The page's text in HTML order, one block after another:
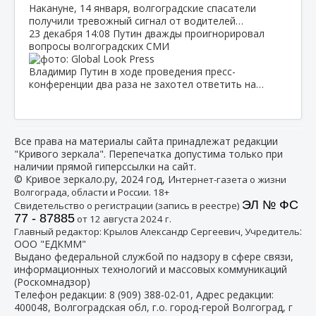
Накануне, 14 января, волгоградские спасатели
получили тревожный сигнал от водителей…
23 декабря 14:08 Путин дважды проигнорировал
вопросы волгоградских СМИ
Владимир Путин в ходе проведения пресс-
конференции два раза не захотел ответить на…
Все права на материалы сайта принадлежат редакции
"Кривого зеркала". Перепечатка допустима только при
наличии прямой гиперссылки на сайт.
© Кривое зеркало.ру, 2024 год, Интернет-газета о жизни
Волгограда, области и России. 18+
Свидетельство о регистрации (запись в реестре) ЭЛ № ФС
77 - 87885от 12 августа 2024 г.
Главный редактор: Крылов Александр Сергеевич, Учредитель:
ООО "ЕДКММ"
Выдано федеральной службой по надзору в сфере связи,
информационных технологий и массовых коммуникаций
(Роскомнадзор)
Телефон редакции: 8 (909) 388-02-01 , Адрес редакции:
400048, Волгоградская обл, г.о. город-герой Волгоград, г